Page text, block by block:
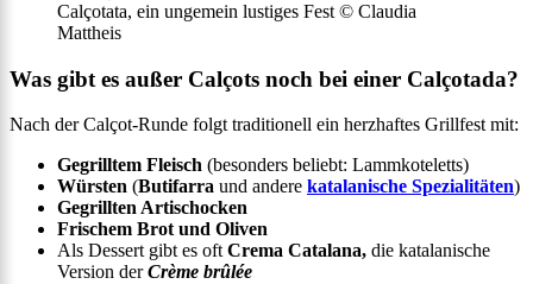
Calçotata, ein ungemein lustiges Fest © Claudia
Mattheis
Was gibt es außer Calçots noch bei einer Calçotada?
Nach der Calçot-Runde folgt traditionell ein herzhaftes Grillfest mit:
Gegrilltem Fleisch (besonders beliebt: Lammkoteletts)
Würsten (Butifarra und andere katalanische Spezialitäten)
Gegrillten Artischocken
Frischem Brot und Oliven
Als Dessert gibt es oftCrema Catalana, die katalanische
Version derCrème brûlée